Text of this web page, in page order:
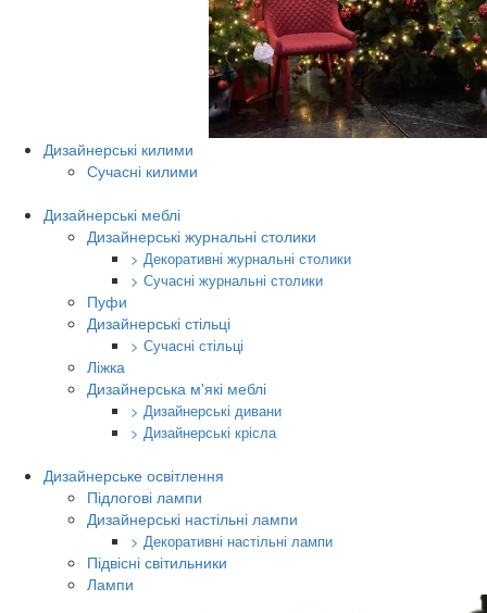
Дизайнерські килими
Сучасні килими
Дизайнерські меблі
Дизайнерські журнальні столики
> Декоративні журнальні столики
> Сучасні журнальні столики
Пуфи
Дизайнерські стільці
> Сучасні стільці
Ліжка
Дизайнерська м'які меблі
> Дизайнерські дивани
> Дизайнерські крісла
Дизайнерське освітлення
Підлогові лампи
Дизайнерські настільні лампи
> Декоративні настільні лампи
Підвісні світильники
Лампи